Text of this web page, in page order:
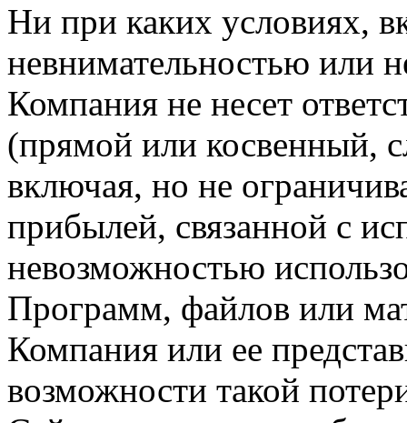
Ни при каких условиях,
невнимательностью или
Компания не несет
(прямой или косвенный,
включая, но не
прибылей, связанной с
невозможностью
Программ, файлов или
Компания или ее
возможности такой